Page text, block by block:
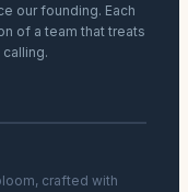
our founding. Each
of a team that treats
crafted with